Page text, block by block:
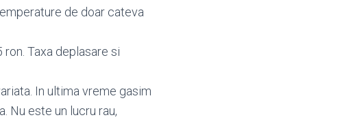
de doar cateva
Taxa deplasare si
In ultima vreme gasim
Nu este un lucru rau,